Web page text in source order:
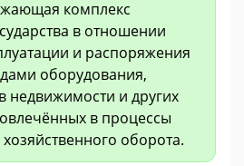
комплекс
в отношении
и распоряжения
оборудования,
недвижимости и других
в процессы
оборота.